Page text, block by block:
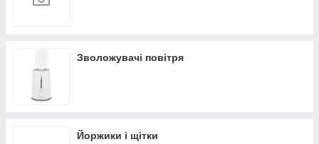
Зволожувачі повітря
Йоржики і щітки